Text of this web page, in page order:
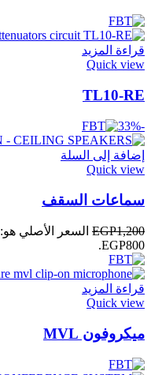
قراءة المزيد
Quick view
TL10-RE
-33%
إضافة إلى السلة
Quick view
سماعات السقف
EGP1,200 السعر الأصلي هو: EGP1,200.
EGP800.
قراءة المزيد
Quick view
ميكروفون MVL